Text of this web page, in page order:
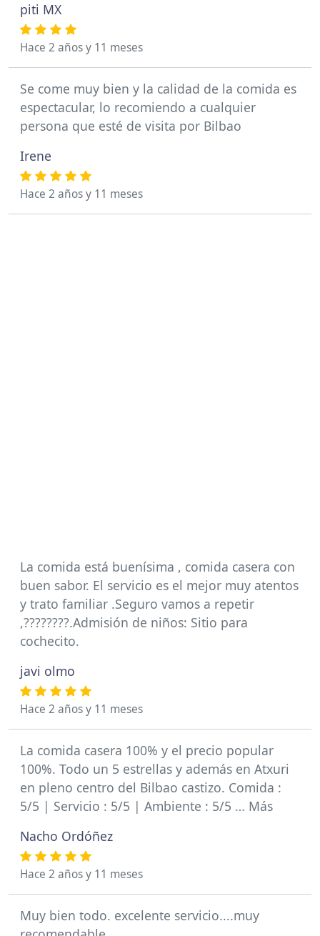
piti MX
Hace 2 años y 11 meses
Se come muy bien y la calidad de la comida es
espectacular, lo recomiendo a cualquier
persona que esté de visita por Bilbao
Irene
Hace 2 años y 11 meses
La comida está buenísima , comida casera con
buen sabor. El servicio es el mejor muy atentos
y trato familiar .Seguro vamos a repetir
,????????.Admisión de niños: Sitio para
cochecito.
javi olmo
Hace 2 años y 11 meses
La comida casera 100% y el precio popular
100%. Todo un 5 estrellas y además en Atxuri
en pleno centro del Bilbao castizo. Comida :
5/5 | Servicio : 5/5 | Ambiente : 5/5 … Más
Nacho Ordóñez
Hace 2 años y 11 meses
Muy bien todo. excelente servicio....muy